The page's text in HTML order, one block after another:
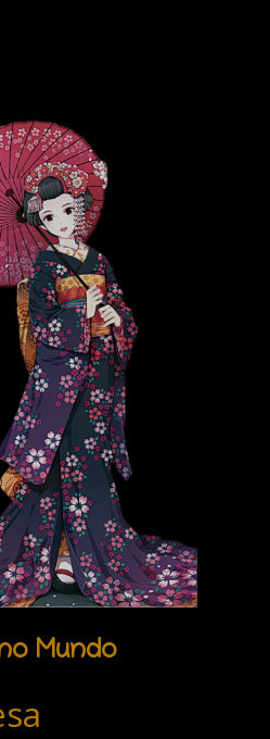
Mundo